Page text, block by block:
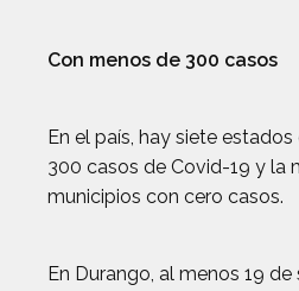
Con menos de 300 casos
En el país, hay siete
300 casos de Covid-19 y la
municipios con cero casos.
En Durango, al menos 19